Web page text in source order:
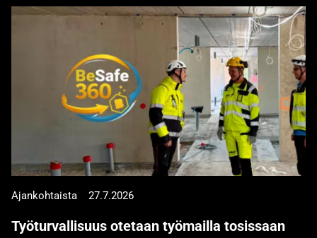
Ajankohtaista 27.7.2026
Työturvallisuus otetaan työmailla tosissaan